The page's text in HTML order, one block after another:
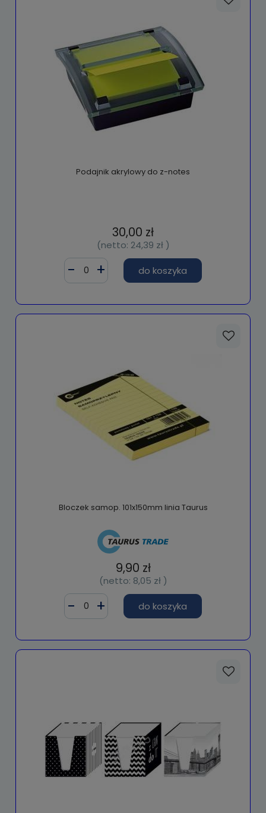
Podajnik akrylowy do z-notes
30,00 zł
(netto: 24,39 zł)
do koszyka
Bloczek samop. 101x150mm linia Taurus
9,90 zł
(netto: 8,05 zł)
do koszyka